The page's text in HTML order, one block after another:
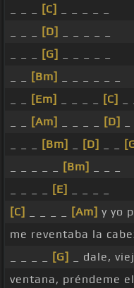
[C]
[D]
[G]
[Bm]
[Em] [C]
[Am] [D]
[Bm] [D]
[Bm]
[E]
[C]
[Am] y yo
me reventaba la
[G] _ dale,
ventana, préndeme